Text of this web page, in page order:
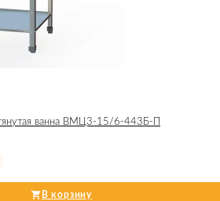
ванна ВМЦ3-15/6-443Б-П
В корзину